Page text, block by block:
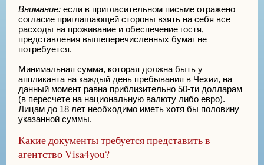
Внимание: если в пригласительном письме отражено
согласие приглашающей стороны взять на себя все
расходы на проживание и обеспечение гостя,
представления вышеперечисленных бумаг не
потребуется.
Минимальная сумма, которая должна быть у
аппликанта на каждый день пребывания в Чехии, на
данный момент равна приблизительно 50-ти долларам
(в пересчете на национальную валюту либо евро).
Лицам до 18 лет необходимо иметь хотя бы половину
указанной суммы.
Какие документы требуется представить в
агентство Visa4you?